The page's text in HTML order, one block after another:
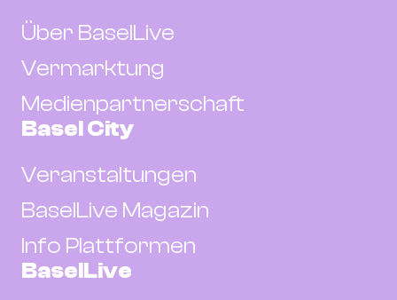
Über BaselLive
Vermarktung
Medienpartnerschaft
Basel City
Veranstaltungen
BaselLive Magazin
Info Plattformen
BaselLive